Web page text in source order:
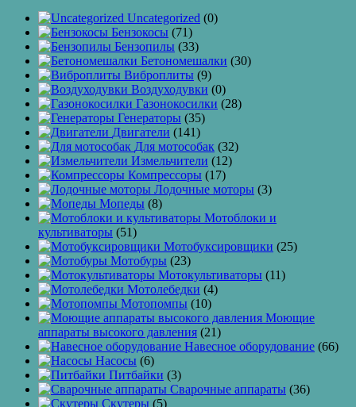
Uncategorized (0)
Бензокосы (71)
Бензопилы (33)
Бетономешалки (30)
Виброплиты (9)
Воздуходувки (0)
Газонокосилки (28)
Генераторы (35)
Двигатели (141)
Для мотособак (32)
Измельчители (12)
Компрессоры (17)
Лодочные моторы (3)
Мопеды (8)
Мотоблоки и
культиваторы (51)
Мотобуксировщики (25)
Мотобуры (23)
Мотокультиваторы (11)
Мотолебедки (4)
Мотопомпы (10)
Моющие
аппараты высокого давления (21)
Навесное оборудование (66)
Насосы (6)
Питбайки (3)
Сварочные аппараты (36)
Скутеры (5)